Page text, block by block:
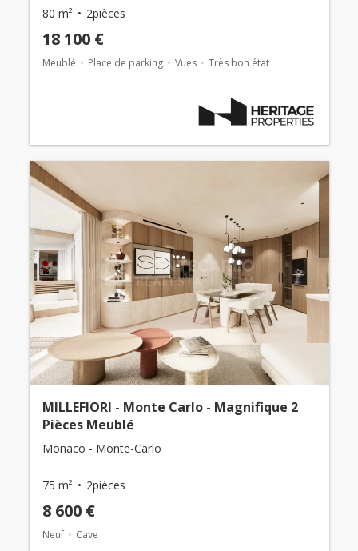
80 m² 2pièces
18 100 €
Meublé Place de parking Vues Très bon état
MILLEFIORI - Monte Carlo - Magnifique 2
Pièces Meublé
Monaco - Monte-Carlo
75 m² 2pièces
8 600 €
Neuf Cave